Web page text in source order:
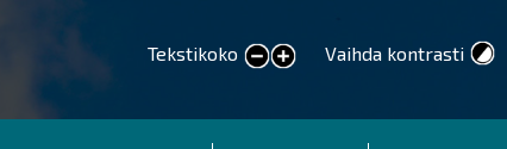
Tekstikoko
smaller text
larger text Vaihda kontrasti